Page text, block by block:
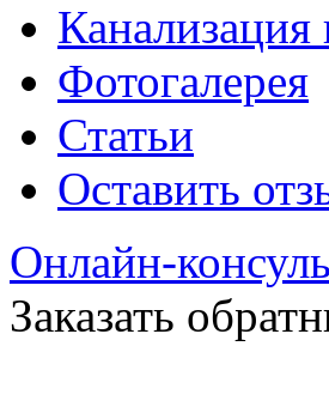
Фотогалерея
Статьи
Оставить
Онлайн-
Заказать